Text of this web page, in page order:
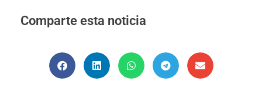
Comparte esta noticia